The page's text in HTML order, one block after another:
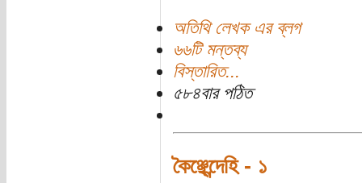
অতিথি লেখক এর ব্লগ
৬৬টি মন্তব্য
বিস্তারিত...
৫৮৪বার পঠিত
কৈঞ্ছেন্দেহি - ১